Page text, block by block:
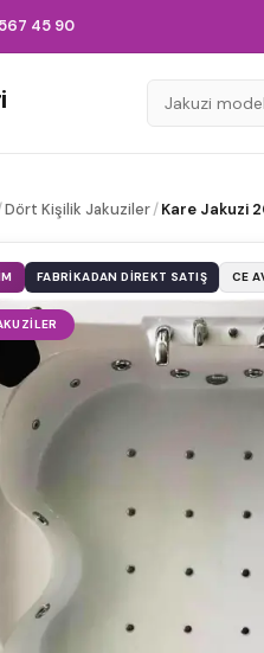
45 90
Dört Kişilik Jakuziler/Kare Jakuzi
FABRIKADAN DIREKT SATIŞ CE